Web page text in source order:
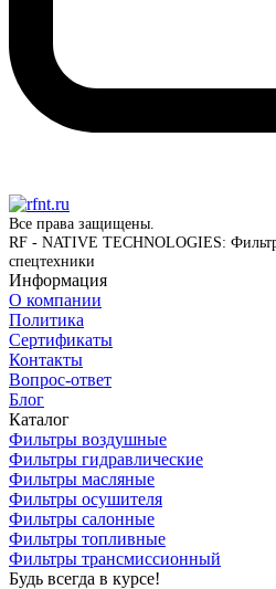
Все права защищены.
RF - NATIVE TECHNOLOGIES:
спецтехники
Информация
О компании
Политика
Сертификаты
Контакты
Вопрос-ответ
Блог
Каталог
Фильтры воздушные
Фильтры гидравлические
Фильтры масляные
Фильтры осушителя
Фильтры салонные
Фильтры топливные
Фильтры трансмиссионный
Будь всегда в курсе!